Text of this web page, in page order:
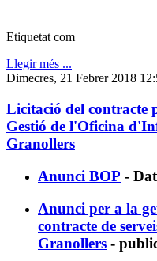
Etiquetat com
Llegir més ...
Dimecres, 21 Febrer 2018
Licitació del contracte
Gestió de l'Oficina
Granollers
Anunci BOP -
Anunci per a la
contracte de
Granollers -